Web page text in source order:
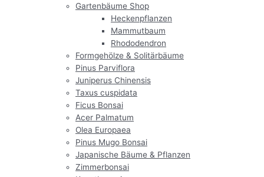
Gartenbäume Shop
Heckenpflanzen
Mammutbaum
Rhododendron
Formgehölze & Solitärbäume
Pinus Parviflora
Juniperus Chinensis
Taxus cuspidata
Ficus Bonsai
Acer Palmatum
Olea Europaea
Pinus Mugo Bonsai
Japanische Bäume & Pflanzen
Zimmerbonsai